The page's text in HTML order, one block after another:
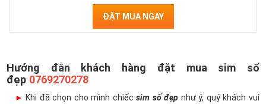
ĐẶT MUA NGAY
Hướng đẫn khách hàng đặt mua sim số
đẹp 0769270278
► Khi đã chọn cho mình chiếcsim số đẹp như ý, quý khách vui